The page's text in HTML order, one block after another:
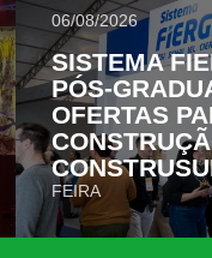
06/08/2026
SISTEMA
PÓS-
OFERTAS
FEIRA